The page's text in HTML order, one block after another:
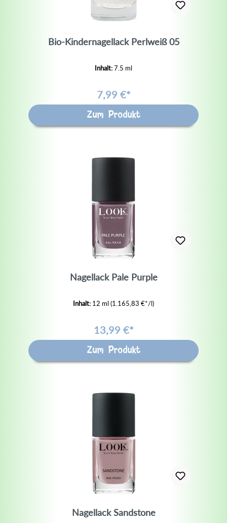
Bio-Kindernagellack Perlweiß 05
Inhalt:7.5 ml
7,99 €*
Zum Produkt
Nagellack Pale Purple
Inhalt: 12 ml(1.165,83 €*/l)
13,99 €*
Zum Produkt
Nagellack Sandstone